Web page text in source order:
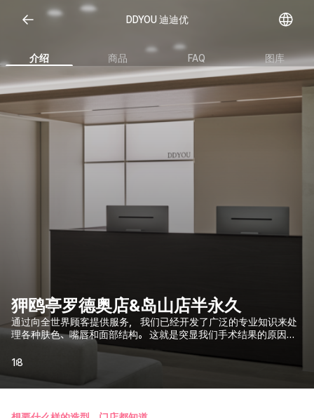
DDYOU 迪迪优
介绍 商品 FAQ 图库
Open representative images
狎鸥亭罗德奥店&岛山店半永久
通过向全世界顾客提供服务， 我们已经开发了广泛的专业知识来处
理各种肤色、嘴唇和面部结构。 这就是突显我们手术结果的原因。
了解一下很多人选择DDYOU的理由吧 — 衷心邀请您亲自体验一下。
1 8